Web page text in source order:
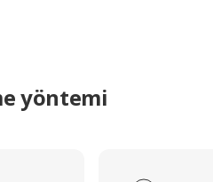
yöntemi